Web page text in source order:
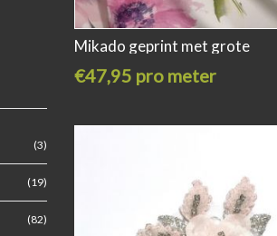
(3)
(19)
(82)
Mikado geprint met grote
€47,95 pro meter